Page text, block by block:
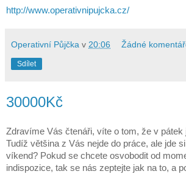
http://www.operativnipujcka.cz/
Operativní Půjčka v 20:06 Žádné
Sdílet
30000Kč
Zdravíme Vás čtenáři, víte o tom, že v pátek
Tudíž většina z Vás nejde do práce, ale jde
víkend? Pokud se chcete osvobodit od
indispozice, tak se nás zeptejte jak na to, a